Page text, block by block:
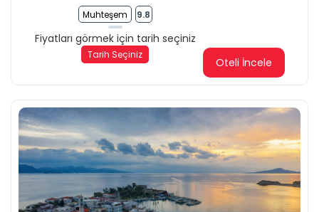
Muhteşem 9.8
Fiyatları görmek için tarih seçiniz
Tarih Seçiniz
Oteli İncele